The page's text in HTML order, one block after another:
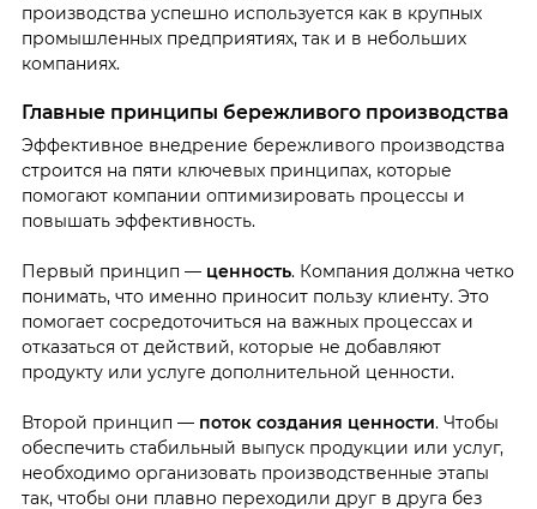
производства успешно используется как в крупных
промышленных предприятиях, так и в небольших
компаниях.
Главные принципы бережливого производства
Эффективное внедрение бережливого производства
строится на пяти ключевых принципах, которые
помогают компании оптимизировать процессы и
повышать эффективность.
Первый принцип — ценность. Компания должна четко
понимать, что именно приносит пользу клиенту. Это
помогает сосредоточиться на важных процессах и
отказаться от действий, которые не добавляют
продукту или услуге дополнительной ценности.
Второй принцип — поток создания ценности. Чтобы
обеспечить стабильный выпуск продукции или услуг,
необходимо организовать производственные этапы
так, чтобы они плавно переходили друг в друга без